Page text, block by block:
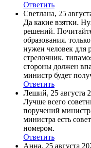
Ответить
Светлана, 25
Да какие взятки.
решений.
образования.
нужен человек для
стрелочник.
стороны должен
министр будет
Ответить
Леший, 25 августа
Лучше всего
поручений
министра есть
номером.
Ответить
Анна, 25 августа